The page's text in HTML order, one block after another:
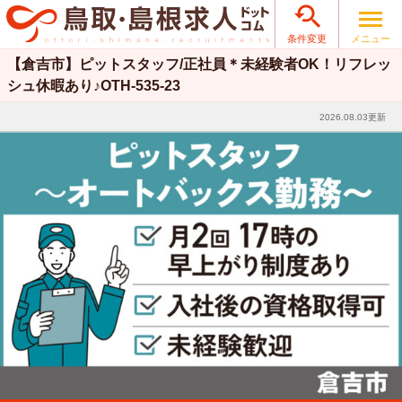

条件変更 メニュー
【倉吉市】ピットスタッフ/正社員＊未経験者OK！リフレッ
シュ休暇あり♪OTH-535-23
2026.08.03更新